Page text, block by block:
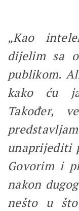
„Kao
dijelim sa
publikom.
kako ću
Također,
unaprijediti
Govorim i
nakon
nešto u